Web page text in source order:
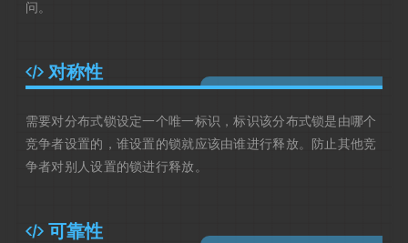
问。
对称性
需要对分布式锁设定一个唯一标识，标识该分布式锁是由哪个
竞争者设置的，谁设置的锁就应该由谁进行释放。防止其他竞
争者对别人设置的锁进行释放。
可靠性